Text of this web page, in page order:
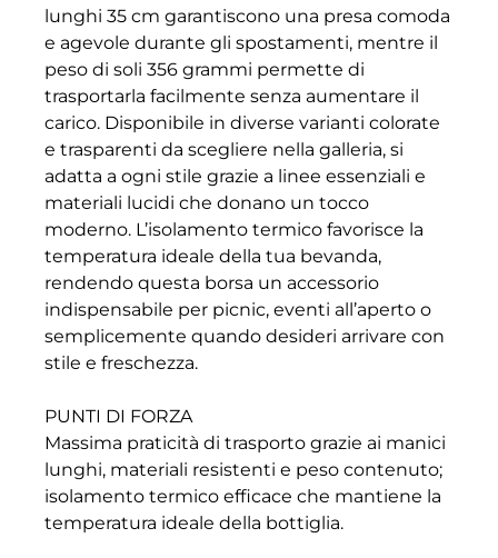
lunghi 35 cm garantiscono una presa comoda
e agevole durante gli spostamenti, mentre il
peso di soli 356 grammi permette di
trasportarla facilmente senza aumentare il
carico. Disponibile in diverse varianti colorate
e trasparenti da scegliere nella galleria, si
adatta a ogni stile grazie a linee essenziali e
materiali lucidi che donano un tocco
moderno. L’isolamento termico favorisce la
temperatura ideale della tua bevanda,
rendendo questa borsa un accessorio
indispensabile per picnic, eventi all’aperto o
semplicemente quando desideri arrivare con
stile e freschezza.
PUNTI DI FORZA
Massima praticità di trasporto grazie ai manici
lunghi, materiali resistenti e peso contenuto;
isolamento termico efficace che mantiene la
temperatura ideale della bottiglia.